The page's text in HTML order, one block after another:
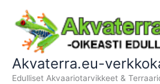
sisältöön
Akvaterra.eu-
Edulliset Akvaariotarvikkeet &